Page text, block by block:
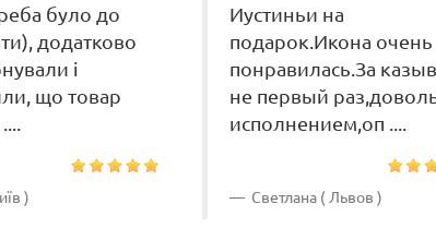
було до
додатково
і
що товар
)
Иустиньи на
подарок.Икона очень
понравилась.За
не первый
исполнением,оп ....
Светлана ( Львов )